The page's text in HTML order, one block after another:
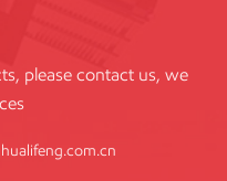
please contact us, we